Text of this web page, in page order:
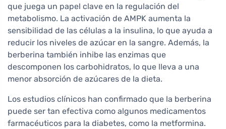
que juega un papel clave en la regulación del
metabolismo. La activación de AMPK aumenta la
sensibilidad de las células a la insulina, lo que ayuda a
reducir los niveles de azúcar en la sangre. Además, la
berberina también inhibe las enzimas que
descomponen los carbohidratos, lo que lleva a una
menor absorción de azúcares de la dieta.
Los estudios clínicos han confirmado que la berberina
puede ser tan efectiva como algunos medicamentos
farmacéuticos para la diabetes, como la metformina.